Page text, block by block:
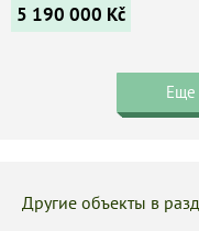
5 190 000 Kč
Еще
Другие объекты в